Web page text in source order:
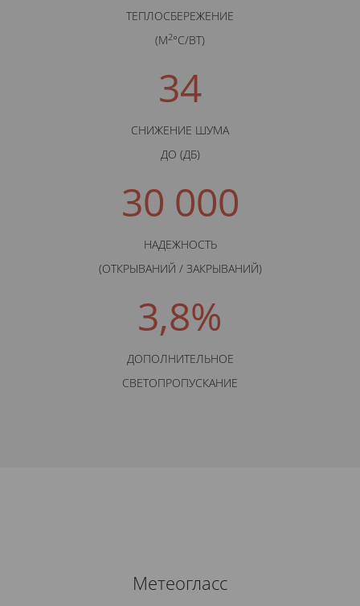
ТЕПЛОСБЕРЕЖЕНИЕ
(М2°С/BТ)
34
СНИЖЕНИЕ ШУМА
ДО (ДБ)
30 000
НАДЕЖНОСТЬ
(ОТКРЫВАНИЙ / ЗАКРЫВАНИЙ)
3,8%
ДОПОЛНИТЕЛЬНОЕ
СВЕТОПРОПУСКАНИЕ
Метеогласс